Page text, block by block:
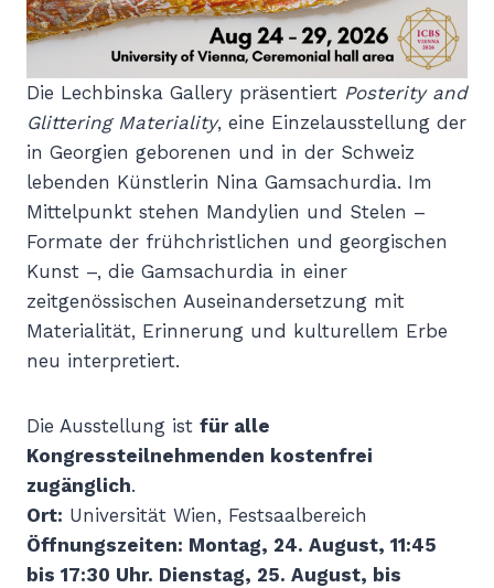
Die Lechbinska Gallery präsentiert Posterity and
Glittering Materiality, eine Einzelausstellung der
in Georgien geborenen und in der Schweiz
lebenden Künstlerin Nina Gamsachurdia. Im
Mittelpunkt stehen Mandylien und Stelen –
Formate der frühchristlichen und georgischen
Kunst –, die Gamsachurdia in einer
zeitgenössischen Auseinandersetzung mit
Materialität, Erinnerung und kulturellem Erbe
neu interpretiert.
Die Ausstellung ist für alle
Kongressteilnehmenden kostenfrei
zugänglich.
Ort: Universität Wien, Festsaalbereich
Öffnungszeiten: Montag, 24. August, 11:45
bis 17:30 Uhr. Dienstag, 25. August, bis